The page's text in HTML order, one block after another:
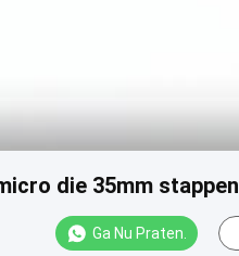
die 35mm stappen
Ga Nu Praten.